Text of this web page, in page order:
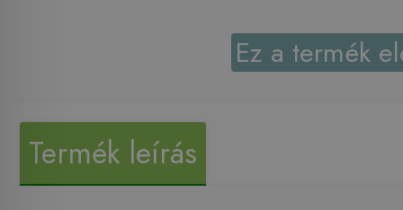
Ez a termék
Termék leírás